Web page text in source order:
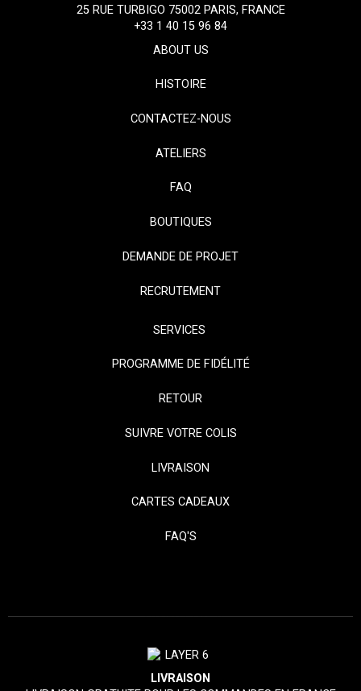
25 RUE TURBIGO 75002 PARIS, FRANCE
+33 1 40 15 96 84
ABOUT US
HISTOIRE
CONTACTEZ-NOUS
ATELIERS
FAQ
BOUTIQUES
DEMANDE DE PROJET
RECRUTEMENT
SERVICES
PROGRAMME DE FIDÉLITÉ
RETOUR
SUIVRE VOTRE COLIS
LIVRAISON
CARTES CADEAUX
FAQ'S
LIVRAISON